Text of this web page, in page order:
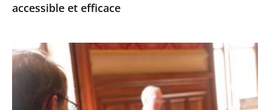
efficace
accessible et efficace
Le
Conseil
expérimente